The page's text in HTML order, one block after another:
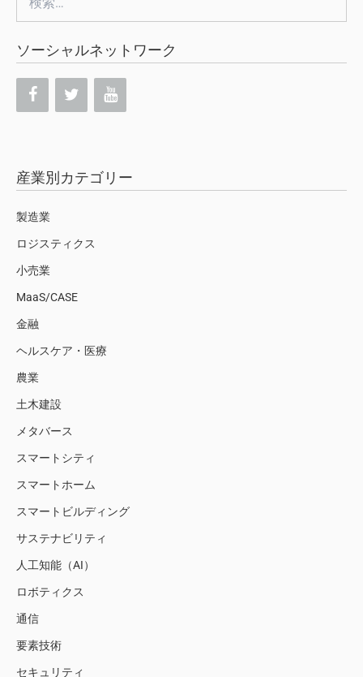
索:
ソーシャルネットワーク
産業別カテゴリー
製造業
ロジスティクス
小売業
MaaS/CASE
金融
ヘルスケア・医療
農業
土木建設
メタバース
スマートシティ
スマートホーム
スマートビルディング
サステナビリティ
人工知能（AI）
ロボティクス
通信
要素技術
セキュリティ